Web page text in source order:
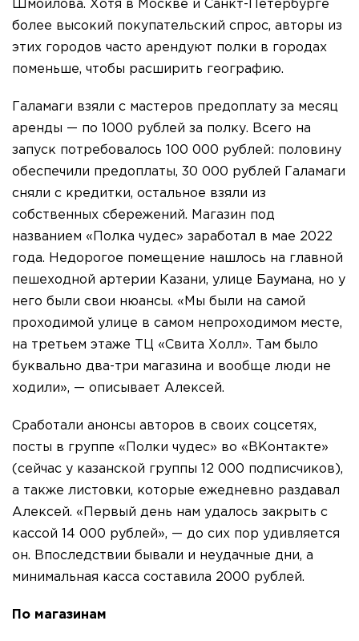
Шмойлова. Хотя в Москве и Санкт-Петербурге
более высокий покупательский спрос, авторы из
этих городов часто арендуют полки в городах
поменьше, чтобы расширить географию.
Галамаги взяли с мастеров предоплату за месяц
аренды — по 1000 рублей за полку. Всего на
запуск потребовалось 100 000 рублей: половину
обеспечили предоплаты, 30 000 рублей Галамаги
сняли с кредитки, остальное взяли из
собственных сбережений. Магазин под
названием «Полка чудес» заработал в мае 2022
года. Недорогое помещение нашлось на главной
пешеходной артерии Казани, улице Баумана, но у
него были свои нюансы. «Мы были на самой
проходимой улице в самом непроходимом месте,
на третьем этаже ТЦ «Свита Холл». Там было
буквально два-три магазина и вообще люди не
ходили», — описывает Алексей.
Сработали анонсы авторов в своих соцсетях,
посты в группе «Полки чудес» во «ВКонтакте»
(сейчас у казанской группы 12 000 подписчиков),
а также листовки, которые ежедневно раздавал
Алексей. «Первый день нам удалось закрыть с
кассой 14 000 рублей», — до сих пор удивляется
он. Впоследствии бывали и неудачные дни, а
минимальная касса составила 2000 рублей.
По магазинам